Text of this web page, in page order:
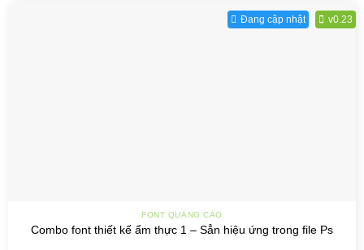
Đang cập nhật v0.23
FONT QUẢNG CÁO
Combo font thiết kế ẩm thực 1 – Sẳn hiệu ứng trong file Ps